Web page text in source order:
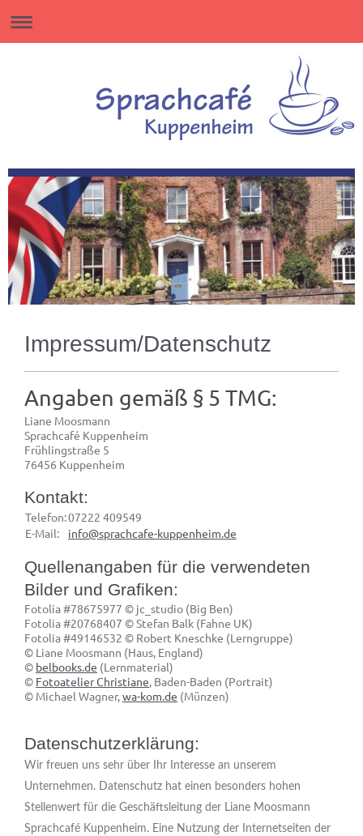
Impressum/Datenschutz
Angaben gemäß § 5 TMG:
Liane Moosmann
Sprachcafé Kuppenheim
Frühlingstraße 5
76456 Kuppenheim
Kontakt:
Telefon:07222 409549
E-Mail:
info@sprachcafe-kuppenheim.de
Quellenangaben für die verwendeten
Bilder und Grafiken:
Fotolia #78675977 © jc_studio (Big Ben)
Fotolia #20768407 © Stefan Balk (Fahne UK)
Fotolia #49146532 © Robert Kneschke (Lerngruppe)
© Liane Moosmann (Haus, England)
© belbooks.de (Lernmaterial)
© Fotoatelier Christiane, Baden-Baden (Portrait)
© Michael Wagner,wa-kom.de (Münzen)
Datenschutzerklärung:
Wir freuen uns sehr über Ihr Interesse an unserem
Unternehmen. Datenschutz hat einen besonders hohen
Stellenwert für die Geschäftsleitung der Liane Moosmann
Sprachcafé Kuppenheim. Eine Nutzung der Internetseiten der